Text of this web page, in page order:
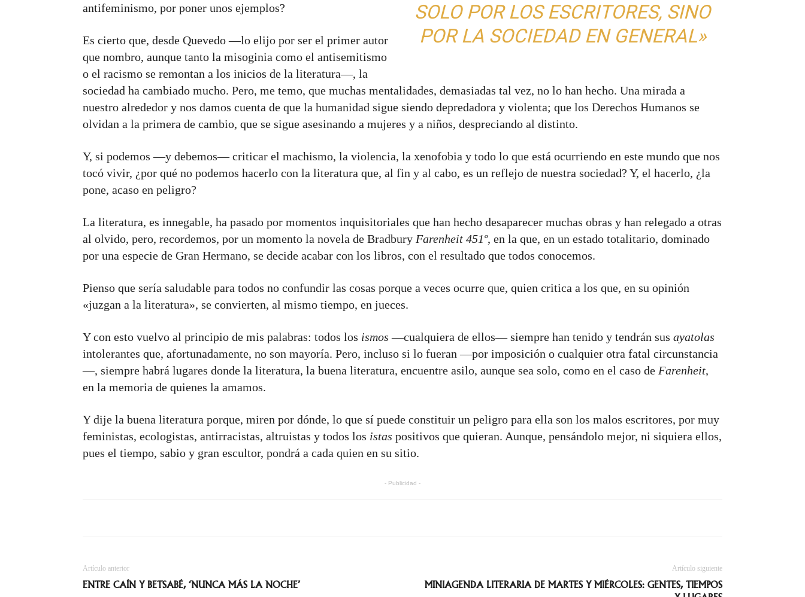
SOLO POR LOS ESCRITORES, SINO
POR LA SOCIEDAD EN GENERAL»
antifeminismo, por poner unos ejemplos?
Es cierto que, desde Quevedo —lo elijo por ser el primer autor
que nombro, aunque tanto la misoginia como el antisemitismo
o el racismo se remontan a los inicios de la literatura—, la
sociedad ha cambiado mucho. Pero, me temo, que muchas mentalidades, demasiadas tal vez, no lo han hecho. Una mirada a
nuestro alrededor y nos damos cuenta de que la humanidad sigue siendo depredadora y violenta; que los Derechos Humanos se
olvidan a la primera de cambio, que se sigue asesinando a mujeres y a niños, despreciando al distinto.
Y, si podemos —y debemos— criticar el machismo, la violencia, la xenofobia y todo lo que está ocurriendo en este mundo que nos
tocó vivir, ¿por qué no podemos hacerlo con la literatura que, al fin y al cabo, es un reflejo de nuestra sociedad? Y, el hacerlo, ¿la
pone, acaso en peligro?
La literatura, es innegable, ha pasado por momentos inquisitoriales que han hecho desaparecer muchas obras y han relegado a otras
al olvido, pero, recordemos, por un momento la novela de Bradbury Farenheit 451º, en la que, en un estado totalitario, dominado
por una especie de Gran Hermano, se decide acabar con los libros, con el resultado que todos conocemos.
Pienso que sería saludable para todos no confundir las cosas porque a veces ocurre que, quien critica a los que, en su opinión
«juzgan a la literatura», se convierten, al mismo tiempo, en jueces.
Y con esto vuelvo al principio de mis palabras: todos los ismos —cualquiera de ellos— siempre han tenido y tendrán sus ayatolas
intolerantes que, afortunadamente, no son mayoría. Pero, incluso si lo fueran —por imposición o cualquier otra fatal circunstancia
—, siempre habrá lugares donde la literatura, la buena literatura, encuentre asilo, aunque sea solo, como en el caso de Farenheit,
en la memoria de quienes la amamos.
Y dije la buena literatura porque, miren por dónde, lo que sí puede constituir un peligro para ella son los malos escritores, por muy
feministas, ecologistas, antirracistas, altruistas y todos los istas positivos que quieran. Aunque, pensándolo mejor, ni siquiera ellos,
pues el tiempo, sabio y gran escultor, pondrá a cada quien en su sitio.
- Publicidad -
Artículo anterior
ENTRE CAÍN Y BETSABÉ, ‘NUNCA MÁS LA NOCHE’
Artículo siguiente
MINIAGENDA LITERARIA DE MARTES Y MIÉRCOLES: GENTES, TIEMPOS